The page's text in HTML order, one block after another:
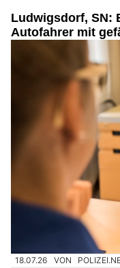
Ludwigsdorf, SN:
Autofahrer mit
18.07.26 VON